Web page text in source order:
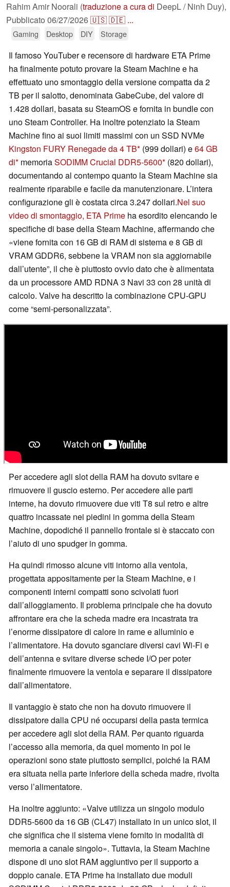
Rahim Amir Noorali (traduzione a cura di DeepL / Ninh Duy),
Pubblicato 06/27/2026🇺🇸🇩🇪 ...
Gaming Desktop DIY Storage
Il famoso YouTuber e recensore di hardware ETA Prime
ha finalmente potuto provare la Steam Machine e ha
effettuato uno smontaggio della versione compatta da 2
TB per il salotto, denominata GabeCube, del valore di
1.428 dollari, basata su SteamOS e fornita in bundle con
uno Steam Controller. Ha inoltre potenziato la Steam
Machine fino ai suoi limiti massimi con un SSD NVMe
Kingston FURY Renegade da 4 TB (999 dollari) e64 GB
di memoriaSODIMM Crucial DDR5-5600 (820 dollari),
documentando al contempo quanto la Steam Machine sia
realmente riparabile e facile da manutenzionare. L’intera
configurazione gli è costata circa 3.247 dollari.Nel suo
video di smontaggio, ETA Prime ha esordito elencando le
specifiche di base della Steam Machine, affermando che
«viene fornita con 16 GB di RAM di sistema e 8 GB di
VRAM GDDR6, sebbene la VRAM non sia aggiornabile
dall’utente”, il che è piuttosto ovvio dato che è alimentata
da un processore AMD RDNA 3 Navi 33 con 28 unità di
calcolo. Valve ha descritto la combinazione CPU-GPU
come “semi-personalizzata”.
Per accedere agli slot della RAM ha dovuto svitare e
rimuovere il guscio esterno. Per accedere alle parti
interne, ha dovuto rimuovere due viti T8 sul retro e altre
quattro incassate nei piedini in gomma della Steam
Machine, dopodiché il pannello frontale si è staccato con
l’aiuto di uno spudger in gomma.
Ha quindi rimosso alcune viti intorno alla ventola,
progettata appositamente per la Steam Machine, e i
componenti interni compatti sono scivolati fuori
dall’alloggiamento. Il problema principale che ha dovuto
affrontare era che la scheda madre era incastrata tra
l’enorme dissipatore di calore in rame e alluminio e
l’alimentatore. Ha dovuto sganciare diversi cavi Wi-Fi e
dell’antenna e svitare diverse schede I/O per poter
finalmente rimuovere la ventola e separare il dissipatore
dall’alimentatore.
Il vantaggio è stato che non ha dovuto rimuovere il
dissipatore dalla CPU né occuparsi della pasta termica
per accedere agli slot della RAM. Per quanto riguarda
l’accesso alla memoria, da quel momento in poi le
operazioni sono state piuttosto semplici, poiché la RAM
era situata nella parte inferiore della scheda madre, rivolta
verso l’alimentatore.
Ha inoltre aggiunto: «Valve utilizza un singolo modulo
DDR5-5600 da 16 GB (CL47) installato in un unico slot, il
che significa che il sistema viene fornito in modalità di
memoria a canale singolo». Tuttavia, la Steam Machine
dispone di uno slot RAM aggiuntivo per il supporto a
doppio canale. ETA Prime ha installato due moduli